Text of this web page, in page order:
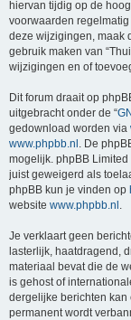
hiervan tijdig op de
voorwaarden
deze wijzigingen, maak
gebruik maken van
wijzigingen en of
Dit forum draait op
uitgebracht onder de “
gedownload worden via
www.phpbb.nl . De
mogelijk. phpBB
juist geweigerd als
phpBB kun je vinden op
website www.phpbb.nl .
Je verklaart geen
lasterlijk, haatdragend,
materiaal bevat die de
is gehost of
dergelijke berichten
permanent wordt